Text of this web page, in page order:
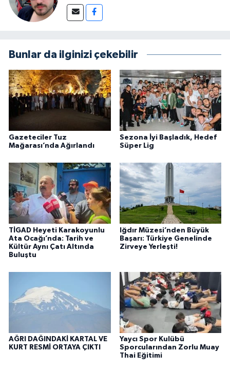
Bunlar da ilginizi çekebilir
Gazeteciler Tuz
Mağarası’nda Ağırlandı
Sezona İyi Başladık, Hedef
Süper Lig
TİGAD Heyeti Karakoyunlu
Ata Ocağı’nda: Tarih ve
Kültür Aynı Çatı Altında
Buluştu
Iğdır Müzesi’nden Büyük
Başarı: Türkiye Genelinde
Zirveye Yerleşti!
AĞRI DAĞINDAKİ KARTAL VE
KURT RESMİ ORTAYA ÇIKTI
Yaycı Spor Kulübü
Sporcularından Zorlu Muay
Thai Eğitimi